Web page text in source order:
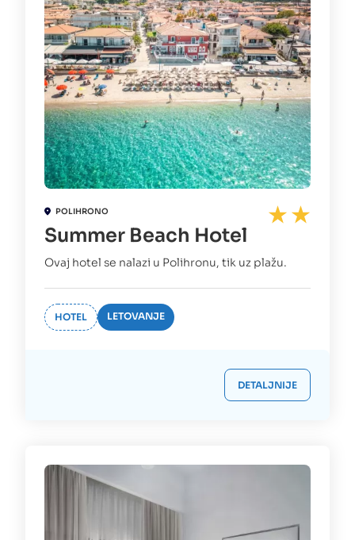
POLIHRONO
Summer Beach Hotel
Ovaj hotel se nalazi u Polihronu, tik uz plažu.
HOTEL LETOVANJE
DETALJNIJE